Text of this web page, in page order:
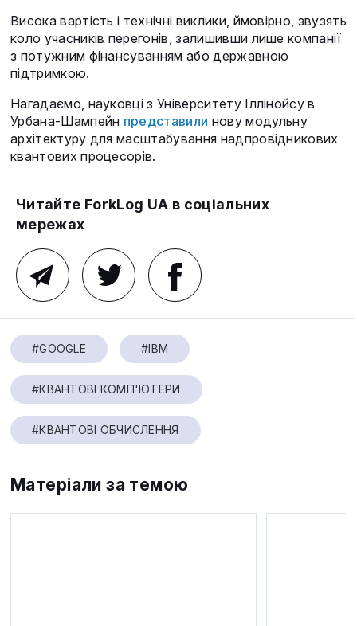
Висока вартість і технічні виклики, ймовірно, звузять
коло учасників перегонів, залишивши лише компанії
з потужним фінансуванням або державною
підтримкою.
Нагадаємо, науковці з Університету Іллінойсу в
Урбана-Шампейн представили нову модульну
архітектуру для масштабування надпровідникових
квантових процесорів.
Читайте ForkLog UA в соціальних
мережах
#GOOGLE #IBM
#КВАНТОВІ КОМП'ЮТЕРИ
#КВАНТОВІ ОБЧИСЛЕННЯ
Матеріали за темою